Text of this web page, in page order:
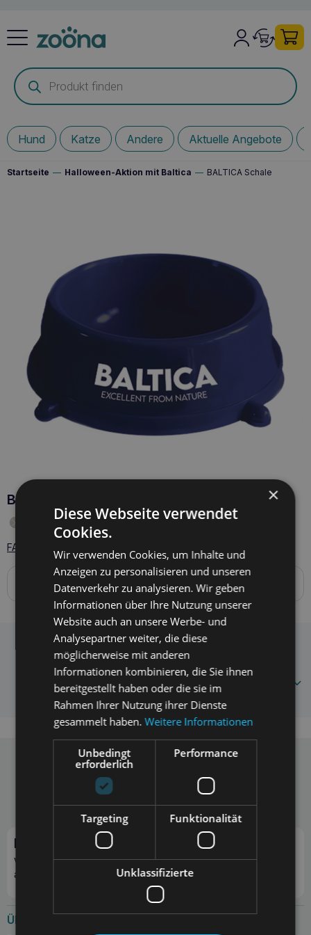
Products
search
Hund Katze Andere Aktuelle Angebote
Startseite — Halloween-Aktion mit Baltica — BALTICA Schale
BALTICA Schale
Produkt vorübergehend nicht auf Lager
FAQ - 1 Fragen zum Produkt
Produktbeschreibung
Nicht zum Verkauf bestimmtes Werbeprodukt.
BALTICA Schale
8809110286239
Häufig gestellte Fragen
Telefon
+48 697 297 307 info@zoona.eu
Mo. - Fr. 10:00 - 14:00
Preis pro Anruf gemäß Tarif des Anbieters.
Newsletter abonnieren
Verpasse kein Angebot und sichere dir zusätzliche Rabatte
auf Bestellungen!
Über uns
×
Diese Webseite verwendet
Cookies.
Wir verwenden Cookies, um Inhalte und
Anzeigen zu personalisieren und unseren
Datenverkehr zu analysieren. Wir geben
Informationen über Ihre Nutzung unserer
Website auch an unsere Werbe- und
Analysepartner weiter, die diese
möglicherweise mit anderen
Informationen kombinieren, die Sie ihnen
bereitgestellt haben oder die sie im
Rahmen Ihrer Nutzung ihrer Dienste
gesammelt haben.Weitere Informationen
Unbedingt
erforderlich
Performance
Targeting Funktionalität
Unklassifizierte